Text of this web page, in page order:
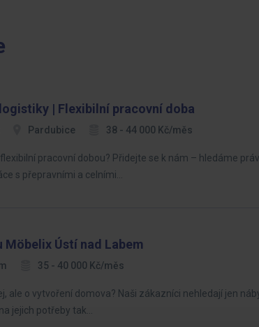
| Flexibilní pracovní doba
Pardubice 38 - 44 000 Kč/měs
pracovní dobou? Přidejte se k nám – hledáme
s přepravními a celními…
Ústí nad Labem
35 - 40 000 Kč/měs
ale o vytvoření domova? Naši zákazníci nehledají jen
jejich potřeby tak…